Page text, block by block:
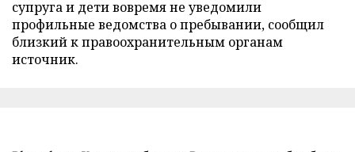
супруга и дети вовремя не уведомили
профильные ведомства о пребывании, сообщил
близкий к правоохранительным органам
источник.